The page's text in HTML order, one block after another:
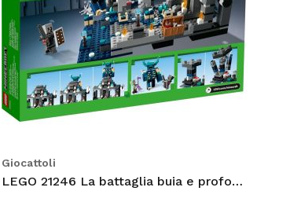
lista
desideri
Giocattoli
LEGO 21246 La battaglia buia e profonda